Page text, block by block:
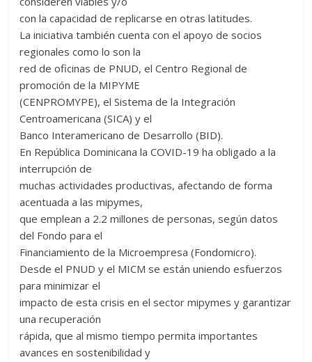
con la capacidad de replicarse en otras latitudes.
La iniciativa también cuenta con el apoyo de socios
regionales como lo son la
red de oficinas de PNUD, el Centro Regional de
promoción de la MIPYME
(CENPROMYPE), el Sistema de la Integración
Centroamericana (SICA) y el
Banco Interamericano de Desarrollo (BID).
En República Dominicana la COVID-19 ha obligado a la
interrupción de
muchas actividades productivas, afectando de forma
acentuada a las mipymes,
que emplean a 2.2 millones de personas, según datos
del Fondo para el
Financiamiento de la Microempresa (Fondomicro).
Desde el PNUD y el MICM se están uniendo esfuerzos
para minimizar el
impacto de esta crisis en el sector mipymes y garantizar
una recuperación
rápida, que al mismo tiempo permita importantes
avances en sostenibilidad y